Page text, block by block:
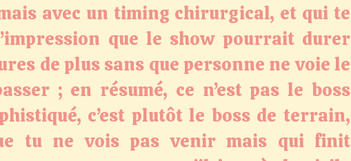
avec un timing chirurgical, et qui te
que le show pourrait durer
de plus sans que personne ne voie le
; en résumé, ce n’est pas le boss
c’est plutôt le boss de terrain,
tu ne vois pas venir mais qui finit